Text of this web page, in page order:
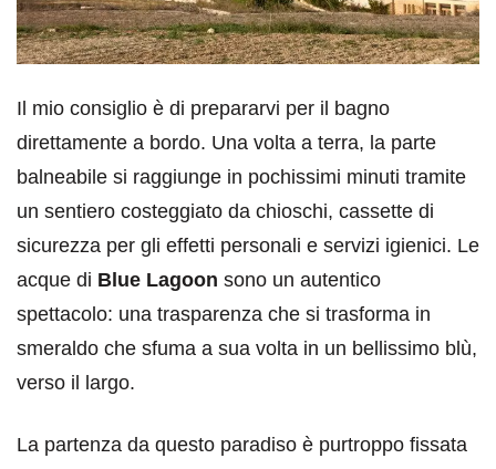
Il mio consiglio è di prepararvi per il bagno
direttamente a bordo. Una volta a terra, la parte
balneabile si raggiunge in pochissimi minuti tramite
un sentiero costeggiato da chioschi, cassette di
sicurezza per gli effetti personali e servizi igienici. Le
acque di Blue Lagoon sono un autentico
spettacolo: una trasparenza che si trasforma in
smeraldo che sfuma a sua volta in un bellissimo blù,
verso il largo.
La partenza da questo paradiso è purtroppo fissata